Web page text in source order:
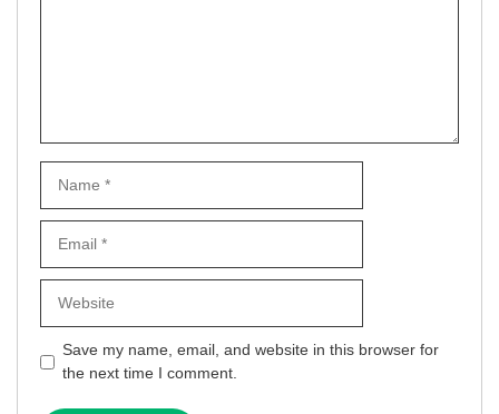
Save my name, email, and website in this browser for
the next time I comment.